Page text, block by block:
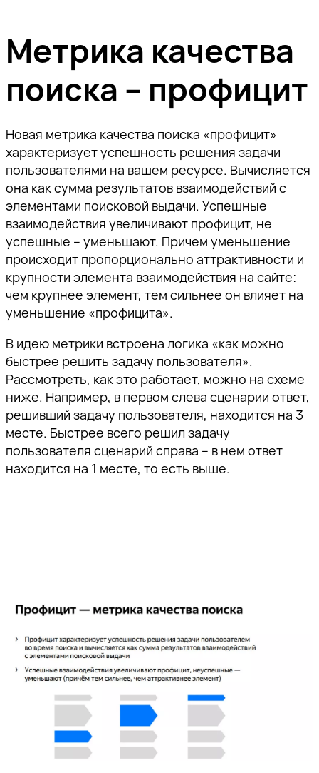
Метрика качества
поиска – профицит
Новая метрика качества поиска «профицит»
характеризует успешность решения задачи
пользователями на вашем ресурсе. Вычисляется
она как сумма результатов взаимодействий с
элементами поисковой выдачи. Успешные
взаимодействия увеличивают профицит, не
успешные – уменьшают. Причем уменьшение
происходит пропорционально аттрактивности и
крупности элемента взаимодействия на сайте:
чем крупнее элемент, тем сильнее он влияет на
уменьшение «профицита».
В идею метрики встроена логика «как можно
быстрее решить задачу пользователя».
Рассмотреть, как это работает, можно на схеме
ниже. Например, в первом слева сценарии ответ,
решивший задачу пользователя, находится на 3
месте. Быстрее всего решил задачу
пользователя сценарий справа – в нем ответ
находится на 1 месте, то есть выше.